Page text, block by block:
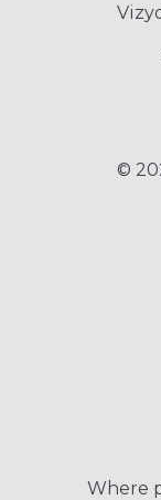
©
Where